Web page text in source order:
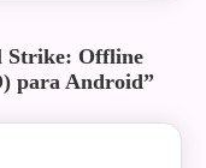
Strike: Offline
para Android”